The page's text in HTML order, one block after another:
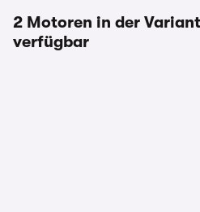
2 Motoren in der
verfügbar